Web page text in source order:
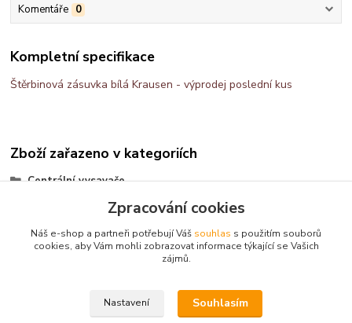
Komentáře 0
Kompletní specifikace
Štěrbinová zásuvka bílá Krausen - výprodej poslední kus
Zboží zařazeno v kategoriích
Centrální vysavače
štěrbinové zásuvkyZpracování cookies
Náš e-shop a partneři potřebují Váš souhlas s použitím souborů
cookies, aby Vám mohli zobrazovat informace týkající se Vašich
zájmů.
Nastavení Souhlasím